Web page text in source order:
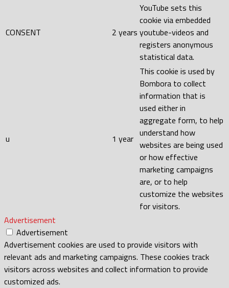
CONSENT 2 years
YouTube sets this
cookie via embedded
youtube-videos and
registers anonymous
statistical data.
u 1 year
This cookie is used by
Bombora to collect
information that is
used either in
aggregate form, to help
understand how
websites are being used
or how effective
marketing campaigns
are, or to help
customize the websites
for visitors.
Advertisement
Advertisement
Advertisement cookies are used to provide visitors with
relevant ads and marketing campaigns. These cookies track
visitors across websites and collect information to provide
customized ads.